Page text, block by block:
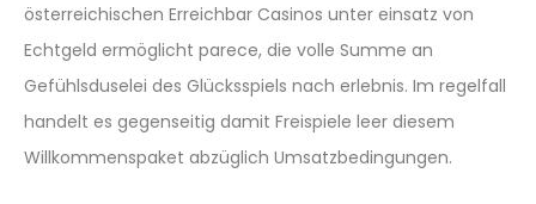
österreichischen Erreichbar Casinos unter einsatz von
Echtgeld ermöglicht parece, die volle Summe an
Gefühlsduselei des Glücksspiels nach erlebnis. Im regelfall
handelt es gegenseitig damit Freispiele leer diesem
Willkommenspaket abzüglich Umsatzbedingungen.